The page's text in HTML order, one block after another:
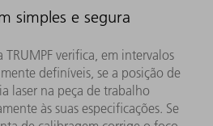
simples e segura
verifica, em intervalos
definíveis, se a posição de
laser na peça de trabalho
às suas especificações. Se